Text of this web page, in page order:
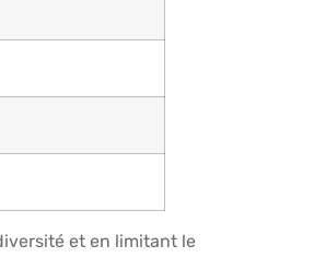
et en limitant le